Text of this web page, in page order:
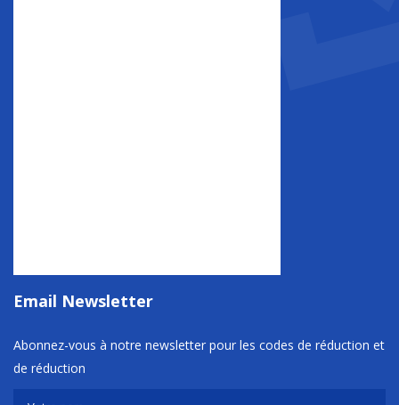
Email Newsletter
Abonnez-vous à notre newsletter pour les codes de réduction et
de réduction